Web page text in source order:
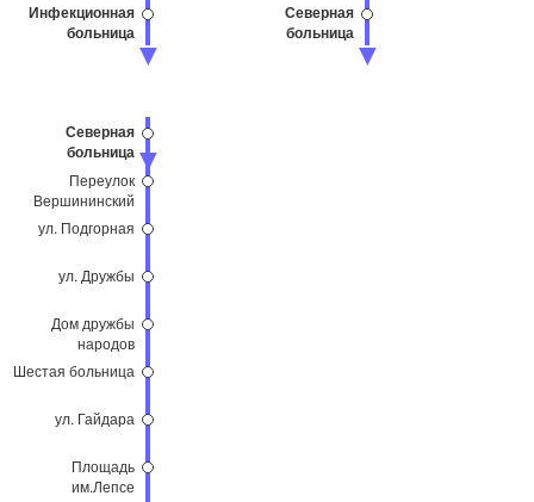
Инфекционная
больница
Северная
больница
Северная
больница
Переулок
Вершининский
ул. Подгорная
ул. Дружбы
Дом дружбы
народов
Шестая больница
ул. Гайдара
Площадь
им.Лепсе